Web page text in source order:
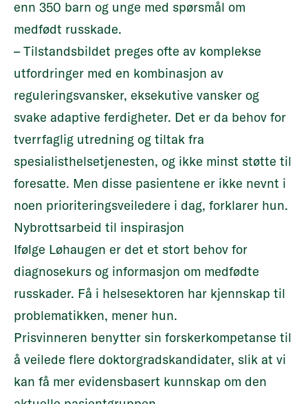
enn 350 barn og unge med spørsmål om
medfødt russkade.
– Tilstandsbildet preges ofte av komplekse
utfordringer med en kombinasjon av
reguleringsvansker, eksekutive vansker og
svake adaptive ferdigheter. Det er da behov for
tverrfaglig utredning og tiltak fra
spesialisthelsetjenesten, og ikke minst støtte til
foresatte. Men disse pasientene er ikke nevnt i
noen prioriteringsveiledere i dag, forklarer hun.
Nybrottsarbeid til inspirasjon
Ifølge Løhaugen er det et stort behov for
diagnosekurs og informasjon om medfødte
russkader. Få i helsesektoren har kjennskap til
problematikken, mener hun.
Prisvinneren benytter sin forskerkompetanse til
å veilede flere doktorgradskandidater, slik at vi
kan få mer evidensbasert kunnskap om den